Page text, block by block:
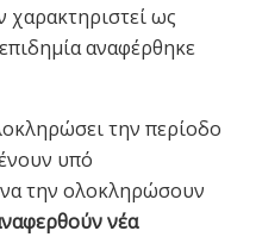
ως
αναφέρθηκε
την περίοδο
υπό
την ολοκληρώσουν
νέα